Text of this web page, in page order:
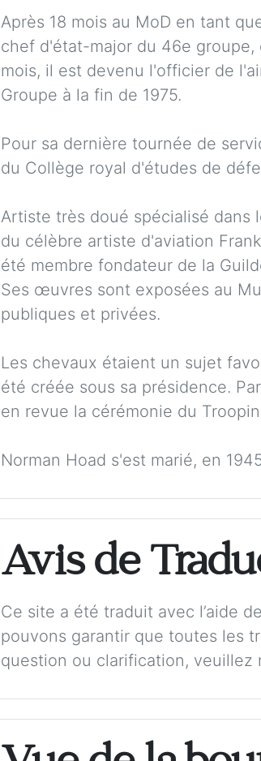
Après 18 mois au MoD en tant
chef d'état-major du 46e
mois, il est devenu l'officier de
Groupe à la fin de 1975.
Pour sa dernière tournée de
du Collège royal d'études de
Artiste très doué spécialisé dans
du célèbre artiste d'aviation
été membre fondateur de la
Ses œuvres sont exposées au
publiques et privées.
Les chevaux étaient un sujet
été créée sous sa présidence.
en revue la cérémonie du
Norman Hoad s'est marié, en
Avis de
Ce site a été traduit avec l’aide
pouvons garantir que toutes les
question ou clarification,